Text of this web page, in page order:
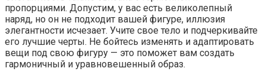
пропорциями. Допустим, у вас есть великолепный
наряд, но он не подходит вашей фигуре, иллюзия
элегантности исчезает. Учите свое тело и подчеркивайте
его лучшие черты. Не бойтесь изменять и адаптировать
вещи под свою фигуру — это поможет вам создать
гармоничный и уравновешенный образ.